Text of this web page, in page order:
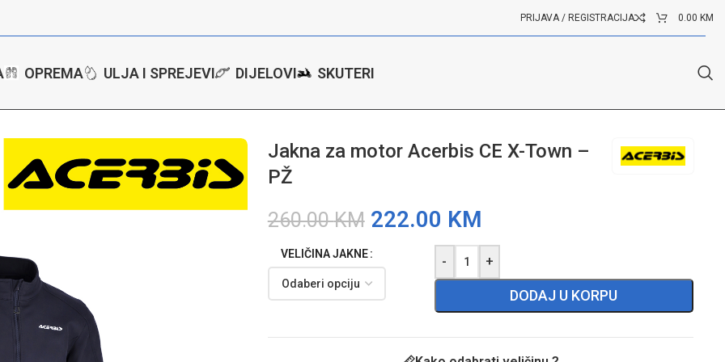
PRIJAVA / REGISTRACIJA 0.00 KM
OPREMA ULJA I SPREJEVI DIJELOVI SKUTERI
Jakna za motor Acerbis CE X-Town –
PŽ
260.00KM 222.00 KM
VELIČINA JAKNE - +
DODAJ U KORPU